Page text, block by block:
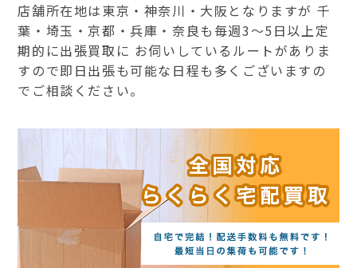
店舗所在地は東京・神奈川・大阪となりますが 千
葉・埼玉・京都・兵庫・奈良も毎週3～5日以上定
期的に出張買取に お伺いしているルートがありま
すので即日出張も可能な日程も多くございますの
でご相談ください。